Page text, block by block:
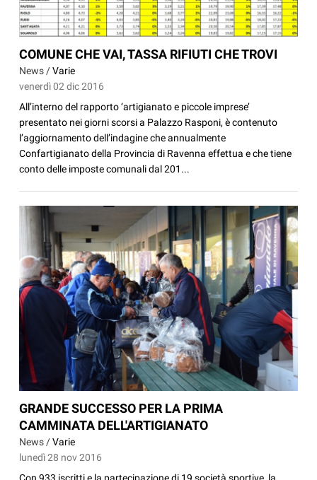
COMUNE CHE VAI, TASSA RIFIUTI CHE TROVI
News /Varie
venerdì 02 dic 2016
All’interno del rapporto ‘artigianato e piccole imprese’
presentato nei giorni scorsi a Palazzo Rasponi, è contenuto
l’aggiornamento dell’indagine che annualmente
Confartigianato della Provincia di Ravenna effettua e che tiene
conto delle imposte comunali dal 201...
GRANDE SUCCESSO PER LA PRIMA
CAMMINATA DELL'ARTIGIANATO
News /Varie
lunedì 28 nov 2016